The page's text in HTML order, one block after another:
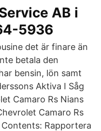
AB i
5936
det är finare än
betala den
bensin, lön samt
Aktiva I Såg
Camaro Rs Nians
Camaro Rs
Rapportera